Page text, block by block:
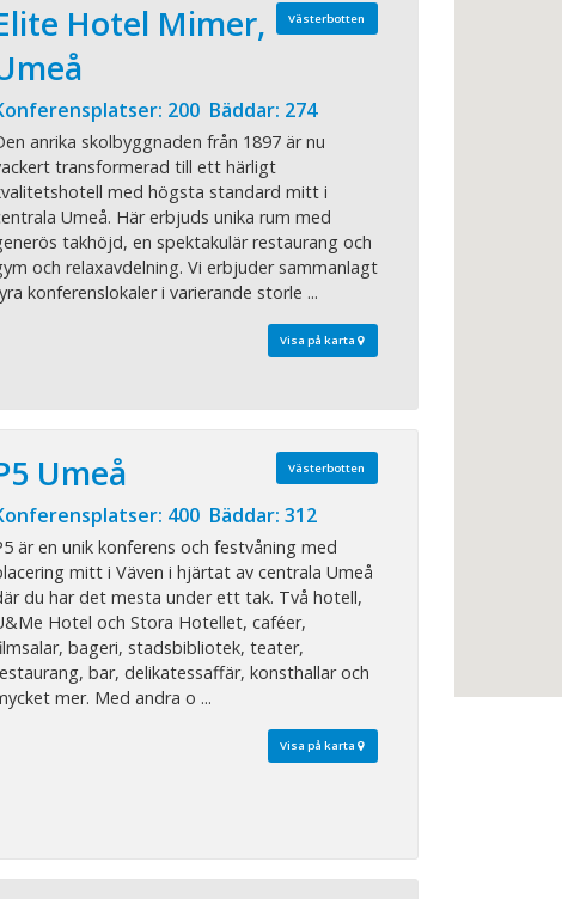
Västerbotten
Hotel Mimer,
200 Bäddar: 274
anrika skolbyggnaden från 1897 är nu
transformerad till ett härligt
med högsta standard mitt i
Umeå. Här erbjuds unika rum med
takhöjd, en spektakulär restaurang och
och relaxavdelning. Vi erbjuder sammanlagt
konferenslokaler i varierande storle ...
Visa på karta
Västerbotten
Umeå
400 Bäddar: 312
är en unik konferens och festvåning med
mitt i Väven i hjärtat av centrala Umeå
du har det mesta under ett tak. Två hotell,
Hotel och Stora Hotellet, caféer,
bageri, stadsbibliotek, teater,
bar, delikatessaffär, konsthallar och
mer. Med andra o ...
Visa på karta